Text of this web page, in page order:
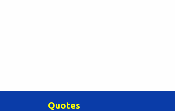
Quotes